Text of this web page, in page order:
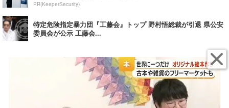
PR(KeeperSecurity)
特定危険指定暴力団『工藤会』トップ 野村悟総裁が引退 県公安
委員会が公示 工藤会...